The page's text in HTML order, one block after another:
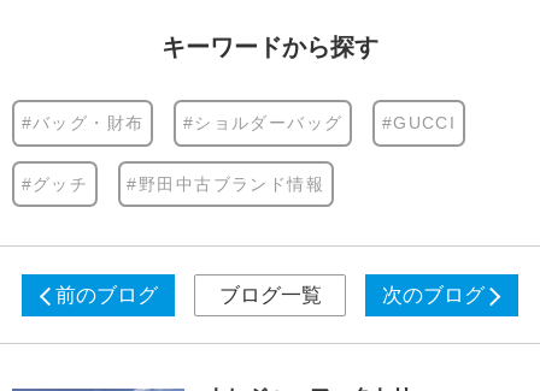
キーワードから探す
#バッグ・財布 #ショルダーバッグ #GUCCI
#グッチ #野田中古ブランド情報
前のブログ ブログ一覧 次のブログ